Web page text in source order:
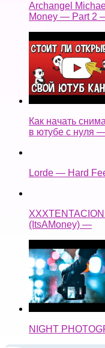
Archangel
Money — Part 2
Как начать
в ютубе с нуля
Lorde — Hard
(ItsAMoney) —
NIGHT